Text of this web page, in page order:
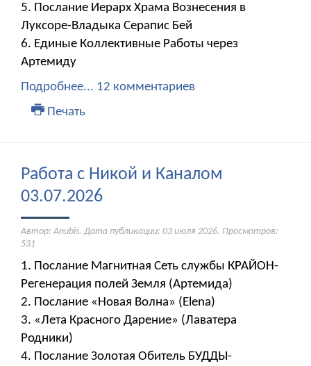
5. Послание Иерарх Храма Вознесения в
Луксоре-Владыка Серапис Бей
6. Единые Коллективные Работы через
Артемиду
Подробнее... 12 комментариев
Печать
Работа с Никой и Каналом
03.07.2026
Автор: Anubis. Дата публикации: 03 июля 2026. Просмотров:
531
1. Послание Магнитная Сеть службы КРАЙОН-
Регенерация полей Земля (Артемида)
2. Послание «Новая Волна» (Elena)
3. «Лета Красного Дарение» (Лаватера
Родники)
4. Послание Золотая Обитель БУДДЫ-